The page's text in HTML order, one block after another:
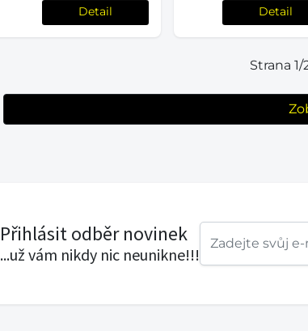
Detail Detail
Strana 1/
Přihlásit odběr novinek
...už vám nikdy nic neunikne!!!